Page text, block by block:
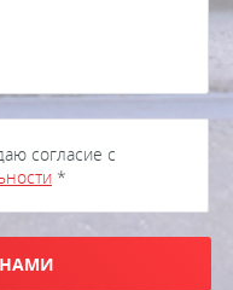
согласие с
*
НАМИ